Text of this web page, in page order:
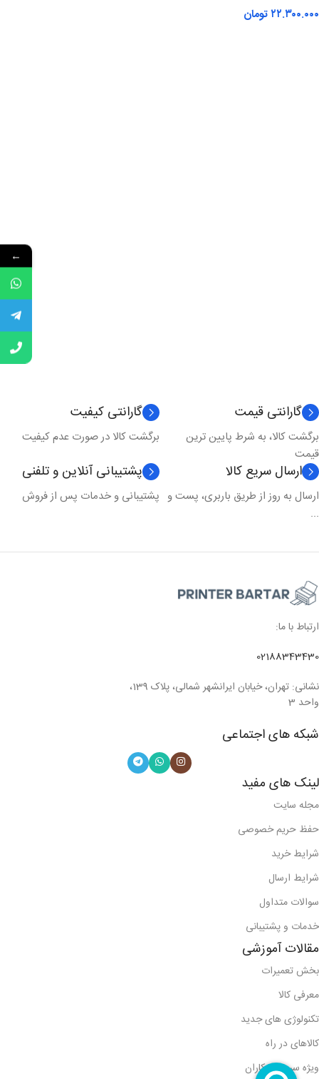
۲۲.۳۰۰.۰۰۰تومان
گارانتی قیمت
برگشت کالا، به شرط پایین ترین
قیمت
گارانتی کیفیت
برگشت کالا در صورت عدم کیفیت
ارسال سریع کالا
ارسال به روز از طریق باربری، پست و
...
پشتیبانی آنلاین و تلفنی
پشتیبانی و خدمات پس از فروش
ارتباط با ما:
02188343430
نشانی: تهران، خیابان ایرانشهر شمالی، پلاک 139،
واحد 3
شبکه های اجتماعی
لینک های مفید
مجله سایت
حفظ حریم خصوصی
شرایط خرید
شرایط ارسال
سوالات متداول
خدمات و پشتیبانی
مقالات آموزشی
بخش تعمیرات
معرفی کالا
تکنولوژی های جدید
کالاهای در راه
ویژه سرویس کاران
←